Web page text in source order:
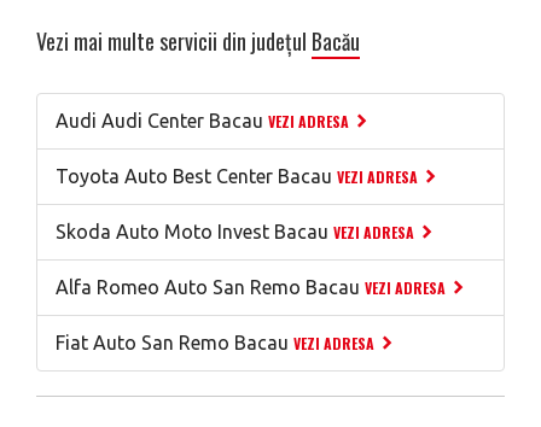
Vezi mai multe servicii din județul Bacău
Audi Audi Center Bacau VEZI ADRESA
Toyota Auto Best Center Bacau VEZI ADRESA
Skoda Auto Moto Invest Bacau VEZI ADRESA
Alfa Romeo Auto San Remo Bacau VEZI ADRESA
Fiat Auto San Remo Bacau VEZI ADRESA